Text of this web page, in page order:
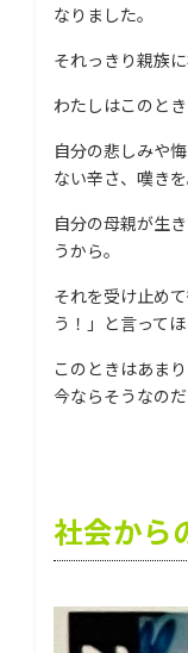
なりました。
それっきり親族
わたしはこのと
自分の悲しみや
ない辛さ、嘆きを
自分の母親が生
うから。
それを受け止め
う！」と言って
このときはあま
今ならそうなのだ
社会から